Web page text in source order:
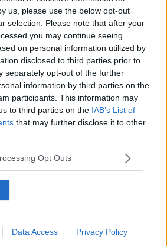
us, please use the below opt-out
selection. Please note that after your
you may continue seeing
on personal information utilized by
disclosed to third parties prior to
separately opt-out of the further
information by third parties on the
participants. This information may
to third parties on the IAB’s List of
that may further disclose it to other
Opt Outs
Data Access Privacy Policy
rose
per sentito dire
e inerzia della politica
la luna